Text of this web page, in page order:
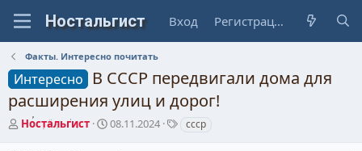
Вход Регистрация
Факты. Интересно почитать
Интересно
В СССР передвигали дома для
расширения улиц и дорог!
А
Ностальгист
Д
08.11.2024 ссср